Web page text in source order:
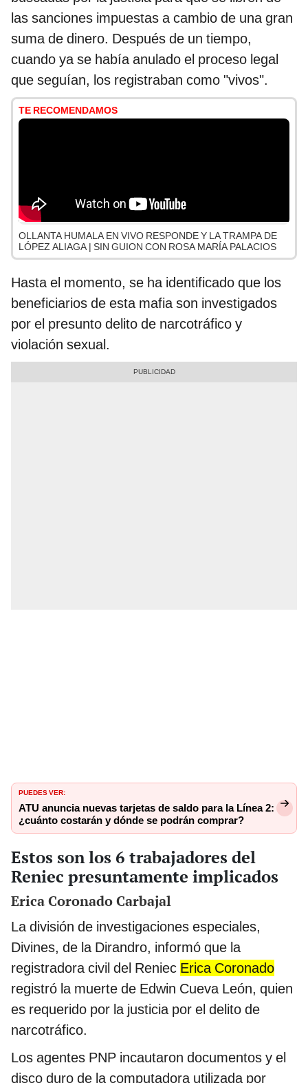
las sanciones impuestas a cambio de una gran
suma de dinero. Después de un tiempo,
cuando ya se había anulado el proceso legal
que seguían, los registraban como "vivos".
TE RECOMENDAMOS
OLLANTA HUMALA EN VIVO RESPONDE Y LA TRAMPA DE
LÓPEZ ALIAGA | SIN GUION CON ROSA MARÍA PALACIOS
Hasta el momento, se ha identificado que los
beneficiarios de esta mafia son investigados
por el presunto delito de narcotráfico y
violación sexual.
PUEDES VER:
ATU anuncia nuevas tarjetas de saldo para la Línea 2:
¿cuánto costarán y dónde se podrán comprar?
Estos son los 6 trabajadores del
Reniec presuntamente implicados
Erica Coronado Carbajal
La división de investigaciones especiales,
Divines, de la Dirandro, informó que la
registradora civil del Reniec Erica Coronado
registró la muerte de Edwin Cueva León, quien
es requerido por la justicia por el delito de
narcotráfico.
Los agentes PNP incautaron documentos y el
disco duro de la computadora utilizada por